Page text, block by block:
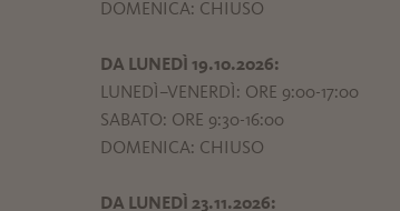
DOMENICA: CHIUSO
DA LUNEDÌ 19.10.2026:
LUNEDÌ–VENERDÌ: ORE 9:00-17:00
SABATO: ORE 9:30-16:00
DOMENICA: CHIUSO
DA LUNEDÌ 23.11.2026: